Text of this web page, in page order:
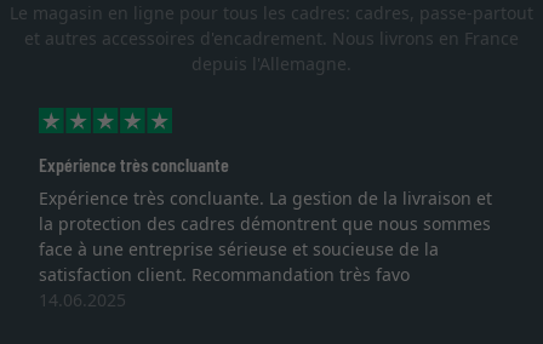
Le magasin en ligne pour tous les cadres: cadres, passe-partout
et autres accessoires d'encadrement. Nous livrons en France
depuis l'Allemagne.
Expérience très concluante
Expérience très concluante. La gestion de la livraison et
la protection des cadres démontrent que nous sommes
face à une entreprise sérieuse et soucieuse de la
satisfaction client. Recommandation très favo
14.06.2025